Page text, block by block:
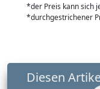
*der Preis kann sich
*durchgestrichener